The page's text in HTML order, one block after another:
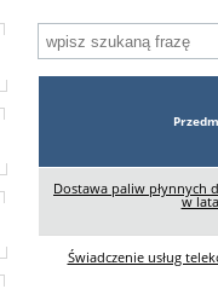
Dostawa paliw płynnych
w
Świadczenie usług